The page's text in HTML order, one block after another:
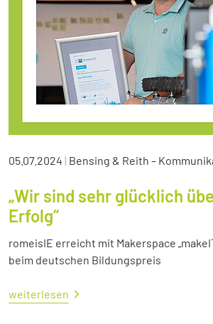
05.07.2024 | Bensing & Reith –
„Wir sind sehr glücklich
Erfolg“
romeisIE erreicht mit Makerspace
beim deutschen Bildungspreis
weiterlesen